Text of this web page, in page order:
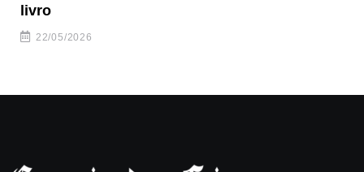
livro
22/05/2026